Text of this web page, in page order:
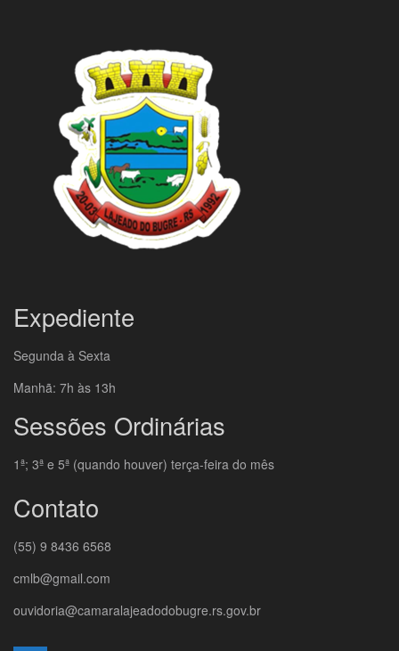
Expediente
Segunda à Sexta
Manhã: 7h às 13h
Sessões Ordinárias
1ª; 3ª e 5ª (quando houver) terça-feira do mês
Contato
(55) 9 8436 6568
cmlb@gmail.com
ouvidoria@camaralajeadodobugre.rs.gov.br